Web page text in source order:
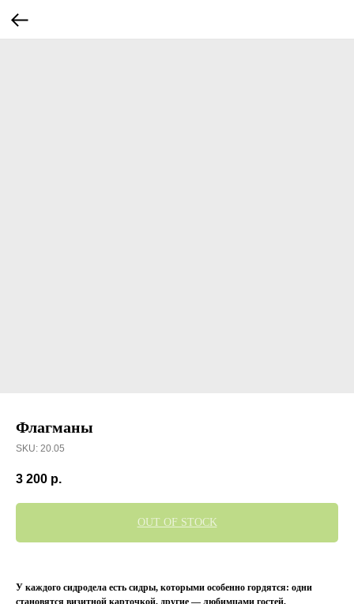
Флагманы
SKU: 20.05
3 200 р.
OUT OF STOCK
У каждого сидродела есть сидры, которыми особенно гордятся: одни